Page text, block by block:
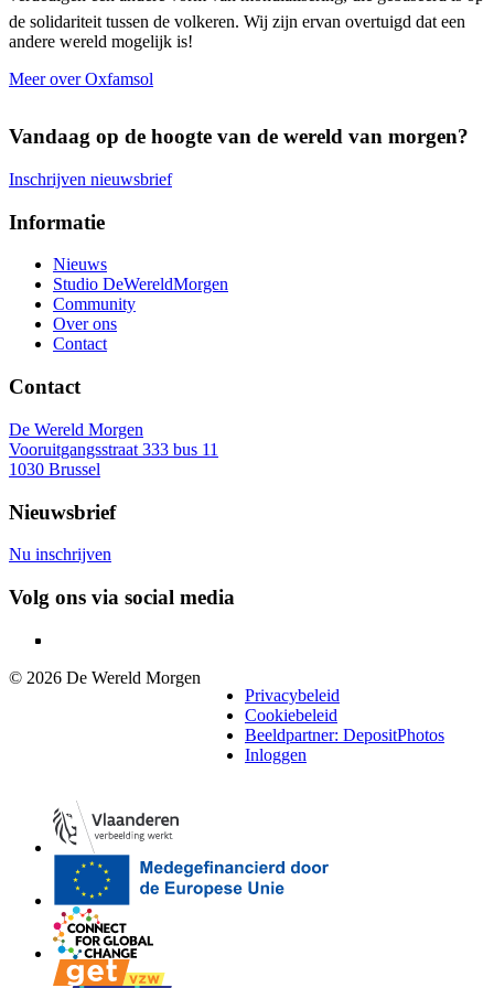
de solidariteit tussen de volkeren. Wij zijn ervan overtuigd dat een
andere wereld mogelijk is!
Meer over Oxfamsol
Vandaag op de hoogte van de wereld van morgen?
Inschrijven nieuwsbrief
Informatie
Voet
Nieuws
Studio DeWereldMorgen
Community
Over ons
Contact
Contact
De Wereld Morgen
Vooruitgangsstraat 333 bus 11
1030 Brussel
Nieuwsbrief
Nu inschrijven
Volg ons via social media
© 2026 De Wereld Morgen
LegaalPrivacybeleid
Cookiebeleid
Beeldpartner: DepositPhotos
Inloggen